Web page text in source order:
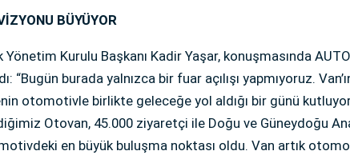
BÜYÜYOR
Yönetim Kurulu Başkanı Kadir Yaşar, konuşmasında
“Bugün burada yalnızca bir fuar açılışı yapmıyoruz.
otomotivle birlikte geleceğe yol aldığı bir günü
Otovan, 45.000 ziyaretçi ile Doğu ve Güneydoğu
en büyük buluşma noktası oldu. Van artık